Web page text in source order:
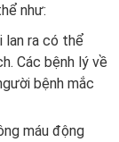
như:
lan ra có thể
Các bệnh lý về
bệnh mắc
máu động